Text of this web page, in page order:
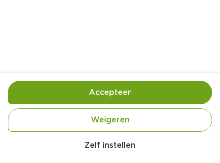
Handige informatie over dit product
Blik met statiegeld
Aan mensen onder 18 jaar verkopen wij geen
Zelf instellen
Weigeren
Accepteer